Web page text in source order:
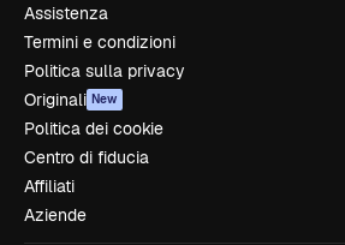
Assistenza
Termini e condizioni
Politica sulla privacy
Originali New
Politica dei cookie
Centro di fiducia
Affiliati
Aziende